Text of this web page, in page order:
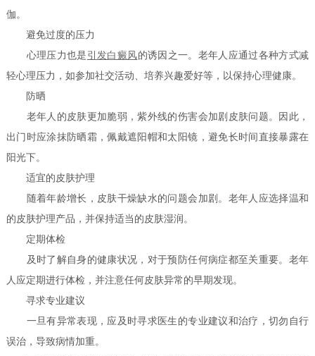
伽。
避免过度的压力
心理压力也是 引发白癜风的诱因之一。老年人应通过各种方式减
轻心理压力，如参加社交活动、培养兴趣爱好等，以保持心理健康。
防晒
老年人的皮肤更加脆弱，紫外线的伤害会加剧皮肤问题。因此，
出门时应涂抹防晒霜，佩戴遮阳帽和太阳镜，避免长时间直接暴露在
阳光下。
适宜的皮肤护理
随着年龄增长，皮肤干燥缺水的问题会加剧。老年人应选择温和
的皮肤护理产品，并保持适当的皮肤湿润。
定期体检
及时了解自身的健康状况，对于预防任何病症都至关重要。老年
人应定期进行体检，并注意任何皮肤异常的早期发现。
寻求专业建议
一旦有异常表现，应及时寻求医生的专业建议和治疗，切勿自行
误治，导致病情加重。